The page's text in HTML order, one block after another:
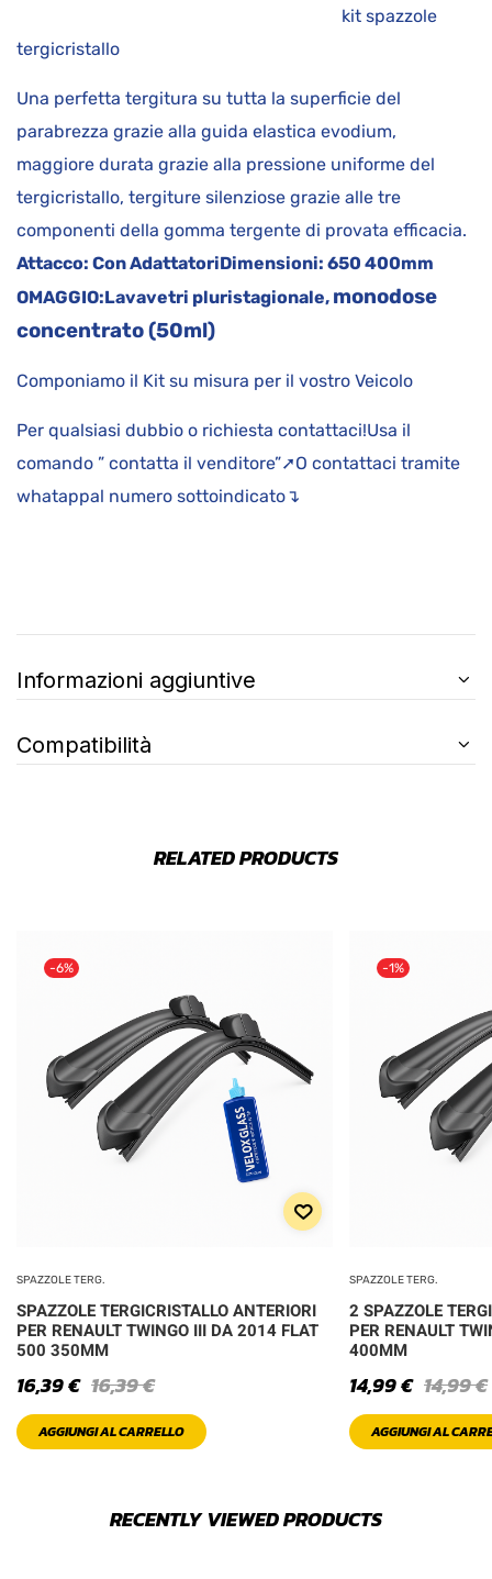
kit spazzole
tergicristallo
Una perfetta tergitura su tutta la superficie del
parabrezza grazie alla guida elastica evodium,
maggiore durata grazie alla pressione uniforme del
tergicristallo, tergiture silenziose grazie alle tre
componenti della gomma tergente di provata efficacia.
Attacco: Con AdattatoriDimensioni: 650 400mm
OMAGGIO:Lavavetri pluristagionale, monodose
concentrato (50ml)
Componiamo il Kit su misura per il vostro Veicolo
Per qualsiasi dubbio o richiesta contattaci!Usa il
comando ” contatta il venditore”➚O contattaci tramite
whatappal numero sottoindicato↴
Informazioni aggiuntive
Compatibilità
RELATED PRODUCTS
-6%
SPAZZOLE TERG.
SPAZZOLE TERGICRISTALLO ANTERIORI
PER RENAULT TWINGO III DA 2014 FLAT
500 350MM
16,39€
16,39€
AGGIUNGI AL CARRELLO
-1%
SPAZZOLE TERG.
2 SPAZZOLE
PER RENAULT
400MM
14,99€
14,99€
AGGIUNGI AL
RECENTLY VIEWED PRODUCTS